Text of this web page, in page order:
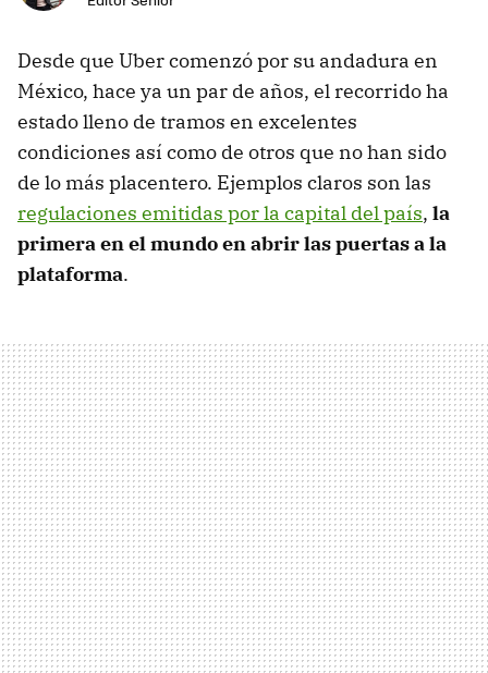
Desde que Uber comenzó por su andadura en
México, hace ya un par de años, el recorrido ha
estado lleno de tramos en excelentes
condiciones así como de otros que no han sido
de lo más placentero. Ejemplos claros son las
regulaciones emitidas por la capital del país, la
primera en el mundo en abrir las puertas a la
plataforma.